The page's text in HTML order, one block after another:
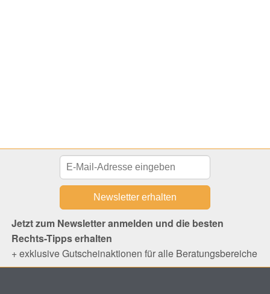
Jetzt zum Newsletter anmelden und die besten
Rechts-Tipps erhalten
+ exklusive Gutscheinaktionen für alle Beratungsbereiche